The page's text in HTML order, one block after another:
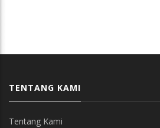
TENTANG KAMI
Tentang Kami